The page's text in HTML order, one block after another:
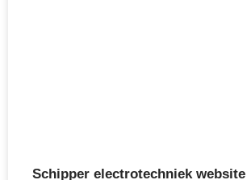
Schipper electrotechniek website